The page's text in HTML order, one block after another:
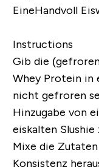
EineHandvoll
Instructions
Gib die
Whey Protein in
nicht gefroren
Hinzugabe von
eiskalten Slushie
Mixe die
Konsistenz